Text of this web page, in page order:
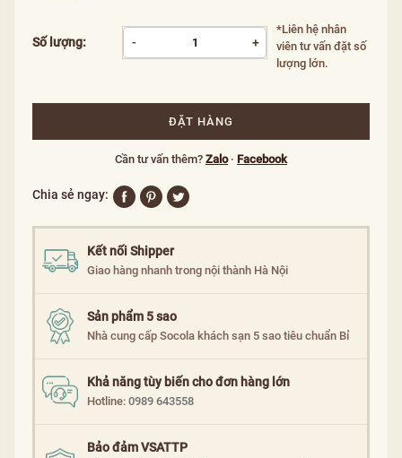
Số lượng: - +
*Liên hệ nhân
viên tư vấn đặt số
lượng lớn.
ĐẶT HÀNG
Cần tư vấn thêm? Zalo · Facebook
Chia sẻ ngay:
Kết nối Shipper
Giao hàng nhanh trong nội thành Hà Nội
Sản phẩm 5 sao
Nhà cung cấp Socola khách sạn 5 sao tiêu chuẩn Bỉ
Khả năng tùy biến cho đơn hàng lớn
Hotline: 0989 643558
Bảo đảm VSATTP